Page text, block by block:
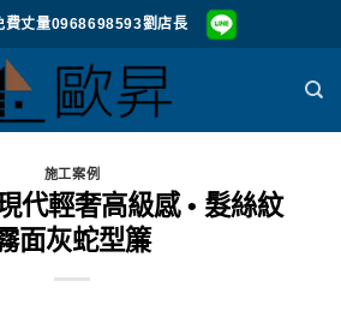
費丈量0968698593劉店長
施工案例
代輕奢高級感 • 髮絲紋
面灰蛇型簾